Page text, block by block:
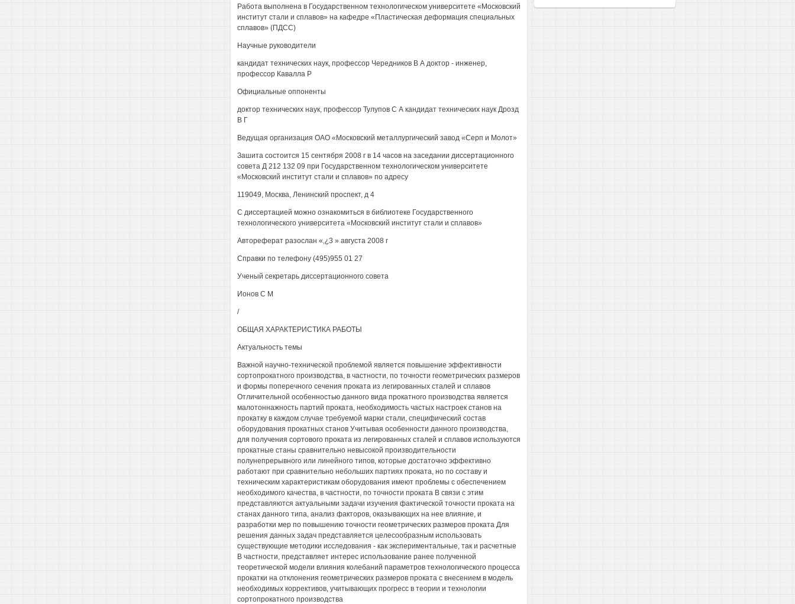
Работа выполнена в Государственном технологическом университете «Московский
институт стали и сплавов» на кафедре «Пластическая деформация специальных
сплавов» (ПДСС)
Научные руководители
кандидат технических наук, профессор Чередников В А доктор - инженер,
профессор Кавалла Р
Официальные оппоненты
доктор технических наук, профессор Тулупов С А кандидат технических наук Дрозд
В Г
Ведущая организация ОАО «Московский металлургический завод «Серп и Молот»
Зашита состоится 15 сентября 2008 г в 14 часов на заседании диссертационного
совета Д 212 132 09 при Государственном технологическом университете
«Московский институт стали и сплавов» по адресу
119049, Москва, Ленинский проспект, д 4
С диссертацией можно ознакомиться в библиотеке Государственного
технологического университета «Московский институт стали и сплавов»
Автореферат разослан «,¿3 » августа 2008 г
Справки по телефону (495)955 01 27
Ученый секретарь диссертационного совета
Ионов С М
/
ОБЩАЯ ХАРАКТЕРИСТИКА РАБОТЫ
Актуальность темы
Важной научно-технической проблемой является повышение эффективности
сортопрокатного производства, в частности, по точности геометрических размеров
и формы поперечного сечения проката из легированных сталей и сплавов
Отличительной особенностью данного вида прокатного производства является
малотоннажность партий проката, необходимость частых настроек станов на
прокатку в каждом случае требуемой марки стали, специфический состав
оборудования прокатных станов Учитывая особенности данного производства,
для получения сортового проката из легированных сталей и сплавов используются
прокатные станы сравнительно невысокой производительности
полунепрерывного или линейного типов, которые достаточно эффективно
работают при сравнительно небольших партиях проката, но по составу и
техническим характеристикам оборудования имеют проблемы с обеспечением
необходимого качества, в частности, по точности проката В связи с этим
представляются актуальными задачи изучения фактической точности проката на
станах данного типа, анализ факторов, оказывающих на нее влияние, и
разработки мер по повышению точности геометрических размеров проката Для
решения данных задач представляется целесообразным использовать
существующие методики исследования - как экспериментальные, так и расчетные
В частности, представляет интерес использование ранее полученной
теоретической модели влияния колебаний параметров технологического процесса
прокатки на отклонения геометрических размеров проката с внесением в модель
необходимых коррективов, учитывающих прогресс в теории и технологии
сортопрокатного производства